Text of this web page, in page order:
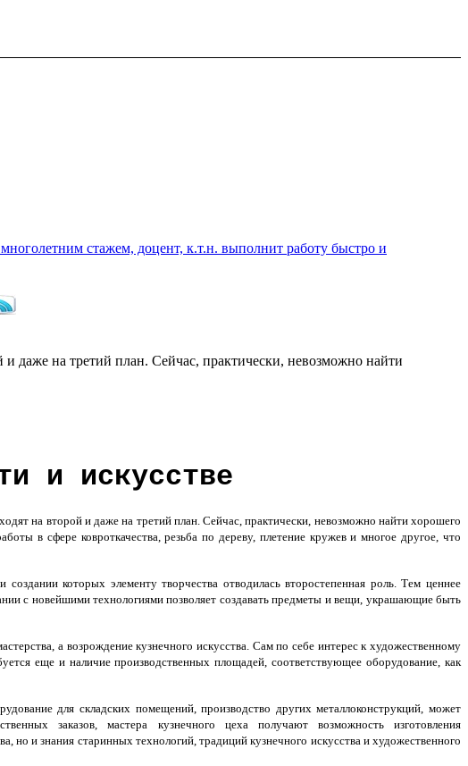
стажем, доцент, к.т.н. выполнит работу быстро и
даже на третий план. Сейчас, практически, невозможно найти
и искусстве
на второй и даже на третий план. Сейчас, практически, невозможно найти хорошего
в сфере ковроткачества, резьба по дереву, плетение кружев и многое другое, что
которых элементу творчества отводилась второстепенная роль. Тем ценнее
с новейшими технологиями позволяет создавать предметы и вещи, украшающие быть
а возрождение кузнечного искусства. Сам по себе интерес к художественному
еще и наличие производственных площадей, соответствующее оборудование, как
для складских помещений, производство других металлоконструкций, может
заказов, мастера кузнечного цеха получают возможность изготовления
и знания старинных технологий, традиций кузнечного искусства и художественного